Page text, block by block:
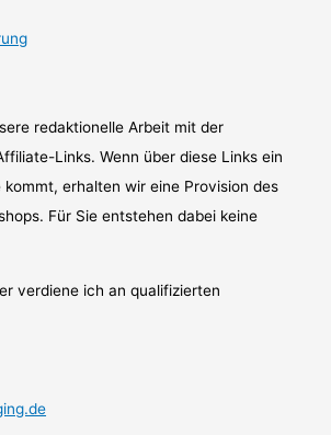
redaktionelle Arbeit mit der
Links. Wenn über diese Links ein
kommt, erhalten wir eine Provision des
Für Sie entstehen dabei keine
verdiene ich an qualifizierten